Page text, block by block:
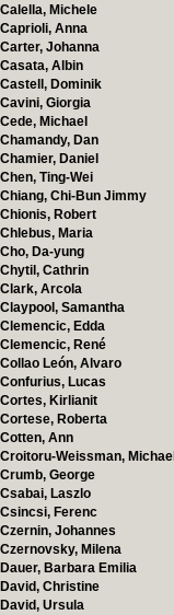
Calella, Michele
Caprioli, Anna
Carter, Johanna
Casata, Albin
Castell, Dominik
Cavini, Giorgia
Cede, Michael
Chamandy, Dan
Chamier, Daniel
Chen, Ting-Wei
Chiang, Chi-Bun Jimmy
Chionis, Robert
Chlebus, Maria
Cho, Da-yung
Chytil, Cathrin
Clark, Arcola
Claypool, Samantha
Clemencic, Edda
Clemencic, René
Collao León, Alvaro
Confurius, Lucas
Cortes, Kirlianit
Cortese, Roberta
Cotten, Ann
Croitoru-Weissman, Michael
Crumb, George
Csabai, Laszlo
Csincsi, Ferenc
Czernin, Johannes
Czernovsky, Milena
Dauer, Barbara Emilia
David, Christine
David, Ursula